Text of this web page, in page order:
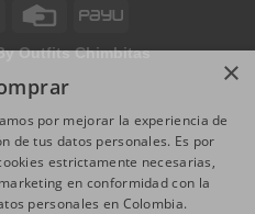
Outfits Chimbitas
×
por mejorar la experiencia de
de tus datos personales. Es por
estrictamente necesarias,
en conformidad con la
personales en Colombia.